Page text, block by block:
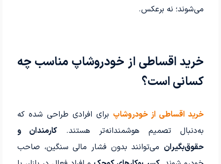
می‌شوند؛ نه برعکس.
خرید اقساطی از خودروشاپ مناسب چه
کسانی است؟
خرید اقساطی از خودروشاپ برای افرادی طراحی شده که
به‌دنبال تصمیم هوشمندانه‌تر هستند.کارمندان و
حقوق‌بگیران می‌توانند بدون فشار مالی سنگین، صاحب